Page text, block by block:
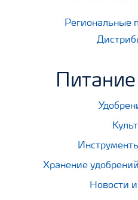
Региональные
Питание
Хранение
Новости